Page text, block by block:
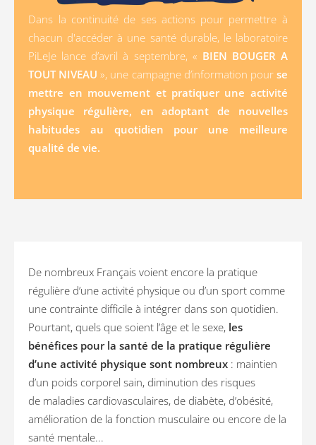
Dans la continuité de ses actions pour permettre à
chacun d'accéder à une santé durable, le laboratoire
PiLeJe lance d’avril à septembre, « BIEN BOUGER A
TOUT NIVEAU », une campagne d’information pour se
mettre en mouvement et pratiquer une activité
physique régulière, en adoptant de nouvelles
habitudes au quotidien pour une meilleure
qualité de vie.
De nombreux Français voient encore la pratique
régulière d’une activité physique ou d’un sport comme
une contrainte difficile à intégrer dans son quotidien.
Pourtant, quels que soient l’âge et le sexe, les
bénéfices pour la santé de la pratique régulière
d’une activité physique sont nombreux : maintien
d’un poids corporel sain, diminution des risques
de maladies cardiovasculaires, de diabète, d’obésité,
amélioration de la fonction musculaire ou encore de la
santé mentale...